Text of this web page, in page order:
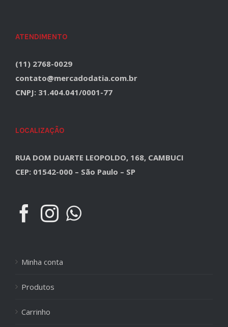
ATENDIMENTO
(11) 2768-0029
contato@mercadodatia.com.br
CNPJ: 31.404.041/0001-77
LOCALIZAÇÃO
RUA DOM DUARTE LEOPOLDO, 168, CAMBUCI
CEP: 01542-000 – São Paulo – SP
Minha conta
Produtos
Carrinho